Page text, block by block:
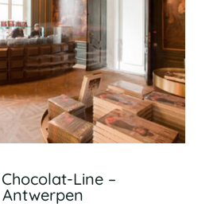
Line –
Antwerpen